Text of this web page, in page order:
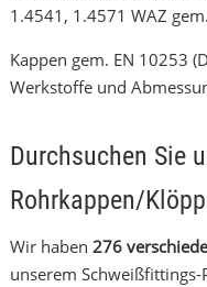
1.4541, 1.4571 WAZ
Kappen gem. EN 10253
Werkstoffe und
Durchsuchen Sie
Rohrkappen/
Wir haben 276
unserem